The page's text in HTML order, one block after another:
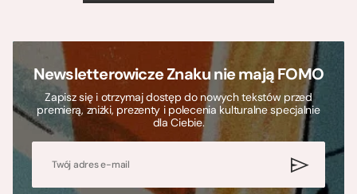
>
Newsletterowicze Znaku nie mają FOMO
Zapisz się i otrzymaj dostęp do nowych tekstów przed
premierą, zniżki, prezenty i polecenia kulturalne specjalnie
dla Ciebie.